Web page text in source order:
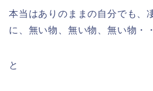
本当はありのままの自分でも、
に、無い物、無い物、無い物・
と